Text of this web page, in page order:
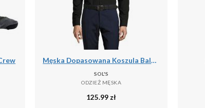
Męska Dopasowana Koszula Baltimore
SOL'S
ODZIEŻ MĘSKA
125.99 zł